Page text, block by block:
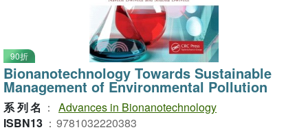
90折
Bionanotechnology Towards Sustainable
Management of Environmental Pollution
系列名 ： Advances in Bionanotechnology
ISBN13 ： 9781032220383